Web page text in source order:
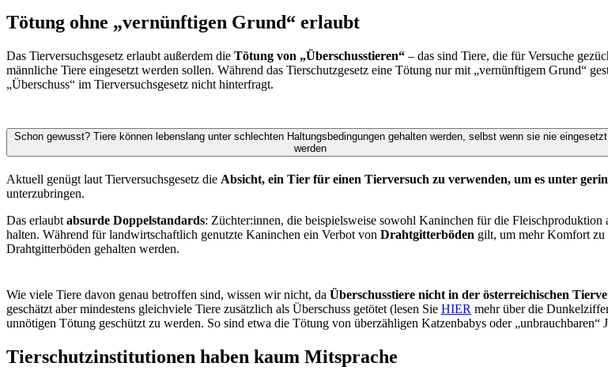
Tötung ohne „vernünftigen Grund“ erlaubt
Das Tierversuchsgesetz erlaubt außerdem die Tötung von „Überschusstieren“ – das sind Tiere, die für Versuche
männliche Tiere eingesetzt werden sollen. Während das Tierschutzgesetz eine Tötung nur mit „vernünftigem Grund“
„Überschuss“ im Tierversuchsgesetz nicht hinterfragt.
Schon gewusst? Tiere können lebenslang unter schlechten Haltungsbedingungen gehalten werden, selbst wenn sie nie eingesetzt
werden
Aktuell genügt laut Tierversuchsgesetz die Absicht, ein Tier für einen Tierversuch zu verwenden, um es unter
unterzubringen.
Das erlaubt absurde Doppelstandards: Züchter:innen, die beispielsweise sowohl Kaninchen für die
halten. Während für landwirtschaftlich genutzte Kaninchen ein Verbot von Drahtgitterböden gilt, um mehr Komfort zu
Drahtgitterböden gehalten werden.
Wie viele Tiere davon genau betroffen sind, wissen wir nicht, da Überschusstiere nicht in der österreichischen
geschätzt aber mindestens gleichviele Tiere zusätzlich als Überschuss getötet (lesen Sie HIER mehr über die
unnötigen Tötung geschützt zu werden. So sind etwa die Tötung von überzähligen Katzenbabys oder
Tierschutzinstitutionen haben kaum Mitsprache